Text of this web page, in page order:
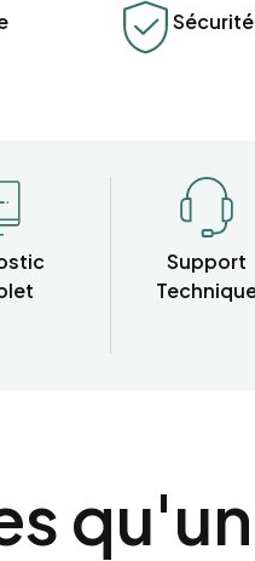
Support